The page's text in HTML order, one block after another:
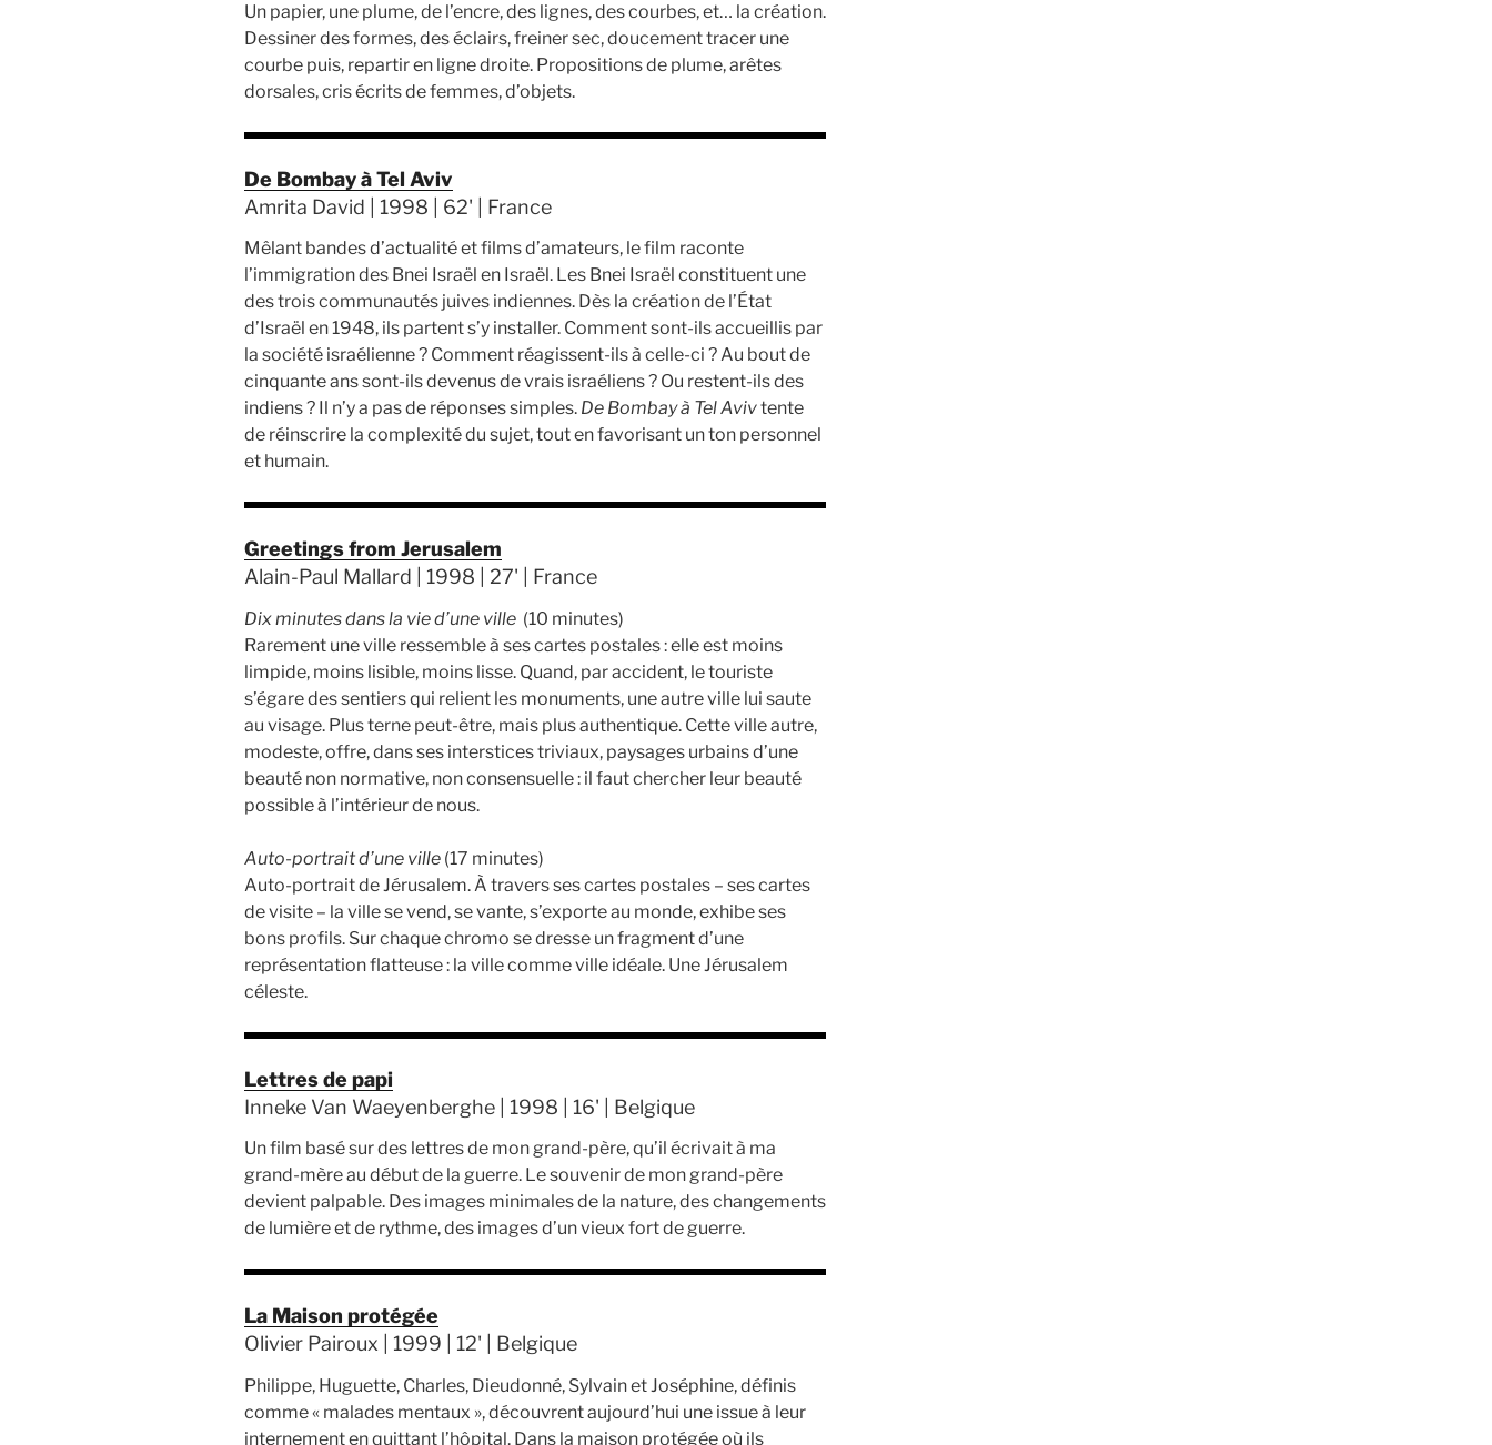
Un papier, une plume, de l’encre, des lignes, des courbes, et… la création.
Dessiner des formes, des éclairs, freiner sec, doucement tracer une
courbe puis, repartir en ligne droite. Propositions de plume, arêtes
dorsales, cris écrits de femmes, d’objets.
De Bombay à Tel Aviv
Amrita David | 1998 | 62' | France
Mêlant bandes d’actualité et films d’amateurs, le film raconte
l’immigration des Bnei Israël en Israël. Les Bnei Israël constituent une
des trois communautés juives indiennes. Dès la création de l’État
d’Israël en 1948, ils partent s’y installer. Comment sont-ils accueillis par
la société israélienne ? Comment réagissent-ils à celle-ci ? Au bout de
cinquante ans sont-ils devenus de vrais israéliens ? Ou restent-ils des
indiens ? Il n’y a pas de réponses simples. De Bombay à Tel Avivtente
de réinscrire la complexité du sujet, tout en favorisant un ton personnel
et humain.
Greetings from Jerusalem
Alain-Paul Mallard | 1998 | 27' | France
Dix minutes dans la vie d’une ville (10 minutes)
Rarement une ville ressemble à ses cartes postales : elle est moins
limpide, moins lisible, moins lisse. Quand, par accident, le touriste
s’égare des sentiers qui relient les monuments, une autre ville lui saute
au visage. Plus terne peut-être, mais plus authentique. Cette ville autre,
modeste, offre, dans ses interstices triviaux, paysages urbains d’une
beauté non normative, non consensuelle : il faut chercher leur beauté
possible à l’intérieur de nous.
Auto-portrait d’une ville (17 minutes)
Auto-portrait de Jérusalem. À travers ses cartes postales – ses cartes
de visite – la ville se vend, se vante, s’exporte au monde, exhibe ses
bons profils. Sur chaque chromo se dresse un fragment d’une
représentation flatteuse : la ville comme ville idéale. Une Jérusalem
céleste.
Lettres de papi
Inneke Van Waeyenberghe | 1998 | 16' | Belgique
Un film basé sur des lettres de mon grand-père, qu’il écrivait à ma
grand-mère au début de la guerre. Le souvenir de mon grand-père
devient palpable. Des images minimales de la nature, des changements
de lumière et de rythme, des images d’un vieux fort de guerre.
La Maison protégée
Olivier Pairoux | 1999 | 12' | Belgique
Philippe, Huguette, Charles, Dieudonné, Sylvain et Joséphine, définis
comme « malades mentaux », découvrent aujourd’hui une issue à leur
internement en quittant l’hôpital. Dans la maison protégée où ils